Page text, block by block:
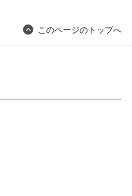
このページのトップへ